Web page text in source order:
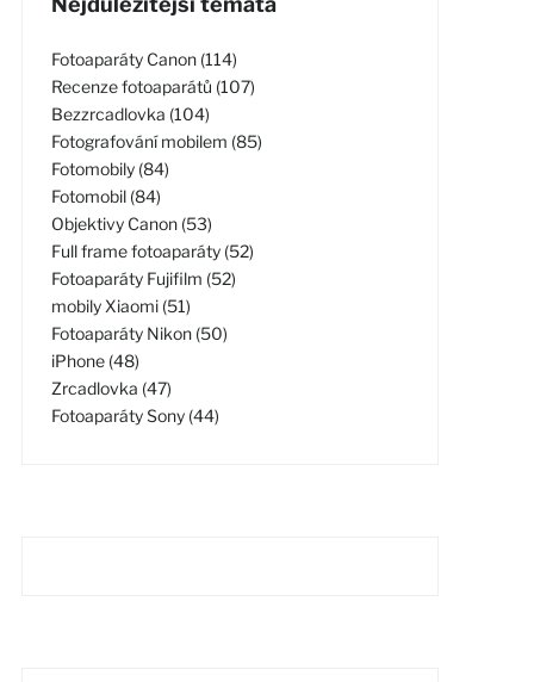
Fotoaparáty Canon (114)
Recenze fotoaparátů (107)
Bezzrcadlovka (104)
Fotografování mobilem (85)
Fotomobily (84)
Fotomobil (84)
Objektivy Canon (53)
Full frame fotoaparáty (52)
Fotoaparáty Fujifilm (52)
mobily Xiaomi (51)
Fotoaparáty Nikon (50)
iPhone (48)
Zrcadlovka (47)
Fotoaparáty Sony (44)